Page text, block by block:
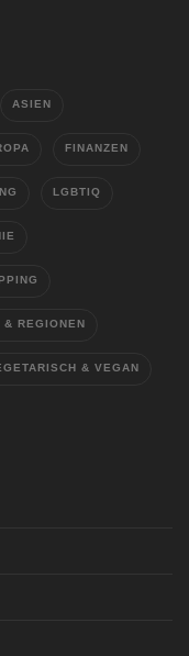
ASIEN
FINANZEN
LGBTIQ
& REGIONEN
& VEGAN